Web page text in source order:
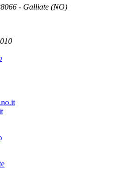
- Galliate (NO)